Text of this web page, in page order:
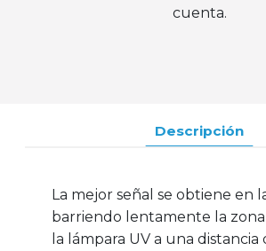
cuenta.
Descripción
La mejor señal se obtiene en
barriendo lentamente la
la lámpara UV a una distancia